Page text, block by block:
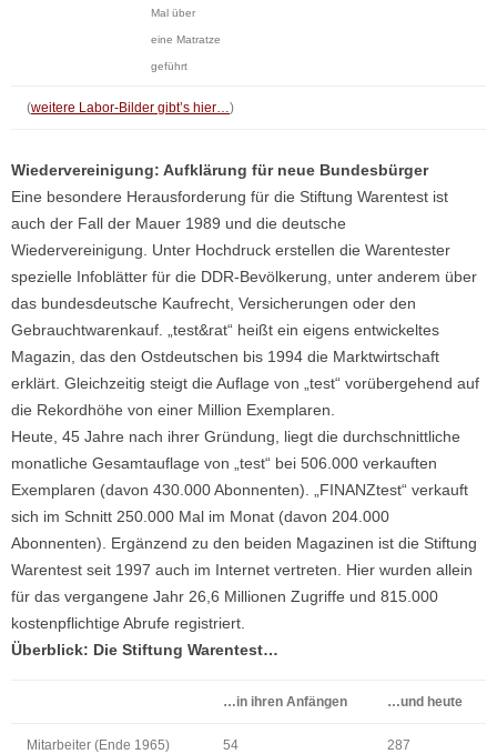
Mal über
eine Matratze
geführt
(weitere Labor-Bilder gibt’s hier… )
Wiedervereinigung: Aufklärung für neue Bundesbürger
Eine besondere Herausforderung für die Stiftung Warentest ist
auch der Fall der Mauer 1989 und die deutsche
Wiedervereinigung. Unter Hochdruck erstellen die Warentester
spezielle Infoblätter für die DDR-Bevölkerung, unter anderem über
das bundesdeutsche Kaufrecht, Versicherungen oder den
Gebrauchtwarenkauf. „test&rat“ heißt ein eigens entwickeltes
Magazin, das den Ostdeutschen bis 1994 die Marktwirtschaft
erklärt. Gleichzeitig steigt die Auflage von „test“ vorübergehend auf
die Rekordhöhe von einer Million Exemplaren.
Heute, 45 Jahre nach ihrer Gründung, liegt die durchschnittliche
monatliche Gesamtauflage von „test“ bei 506.000 verkauften
Exemplaren (davon 430.000 Abonnenten). „FINANZtest“ verkauft
sich im Schnitt 250.000 Mal im Monat (davon 204.000
Abonnenten). Ergänzend zu den beiden Magazinen ist die Stiftung
Warentest seit 1997 auch im Internet vertreten. Hier wurden allein
für das vergangene Jahr 26,6 Millionen Zugriffe und 815.000
kostenpflichtige Abrufe registriert.
Überblick: Die Stiftung Warentest…
…in ihren Anfängen …und heute
Mitarbeiter (Ende 1965) 54 287